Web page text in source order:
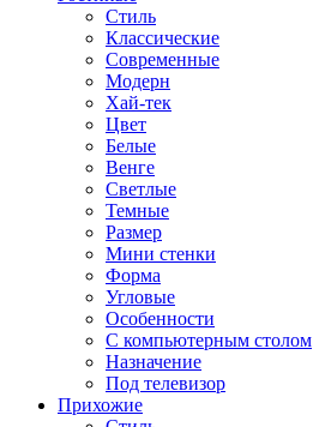
Стиль
Классические
Современные
Модерн
Хай-тек
Цвет
Белые
Венге
Светлые
Темные
Размер
Мини стенки
Форма
Угловые
Особенности
С компьютерным столом
Назначение
Под телевизор
Прихожие